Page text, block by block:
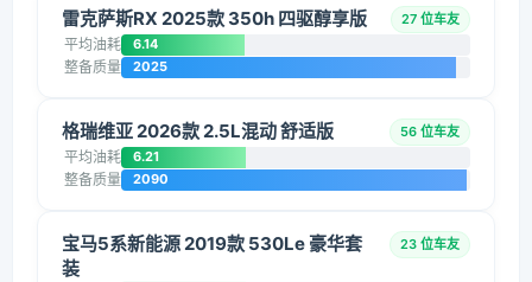
雷克萨斯RX 2025款 350h 四驱醇享版 27 位车友
平均油耗 6.14
整备质量 2025
格瑞维亚 2026款 2.5L混动 舒适版 56 位车友
平均油耗 6.21
整备质量 2090
宝马5系新能源 2019款 530Le 豪华套
装
23 位车友